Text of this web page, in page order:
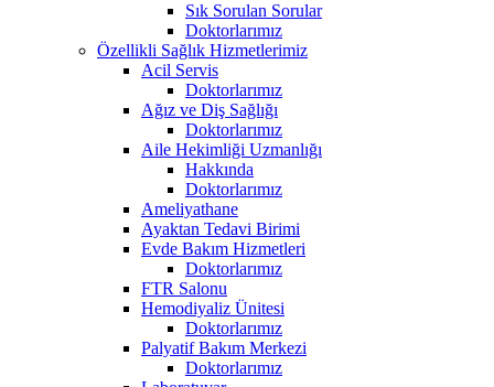
Sık Sorulan Sorular
Doktorlarımız
Özellikli Sağlık Hizmetlerimiz
Acil Servis
Doktorlarımız
Ağız ve Diş Sağlığı
Doktorlarımız
Aile Hekimliği Uzmanlığı
Hakkında
Doktorlarımız
Ameliyathane
Ayaktan Tedavi Birimi
Evde Bakım Hizmetleri
Doktorlarımız
FTR Salonu
Hemodiyaliz Ünitesi
Doktorlarımız
Palyatif Bakım Merkezi
Doktorlarımız